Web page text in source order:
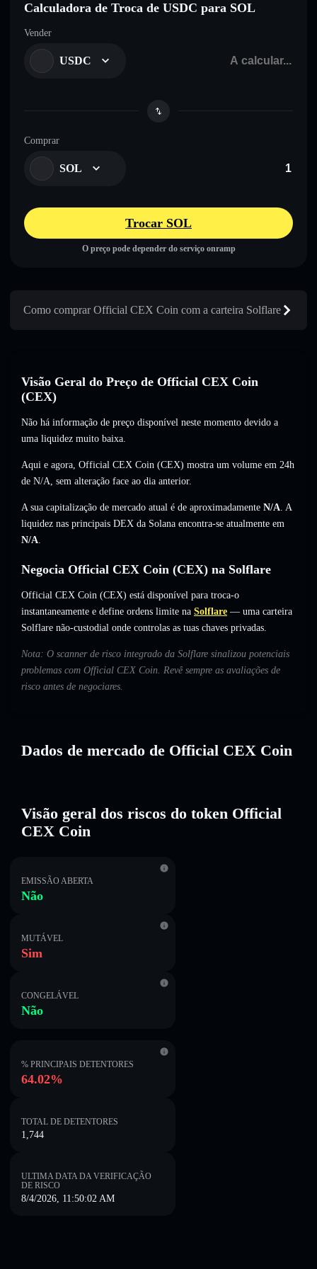
Calculadora de Troca de USDC para SOL
Vender
USDC
Comprar
SOL
Trocar SOL
O preço pode depender do serviço onramp
Como comprar Official CEX Coin com a carteira Solflare
Visão Geral do Preço de Official CEX Coin
(CEX)
Não há informação de preço disponível neste momento devido a
uma liquidez muito baixa.
Aqui e agora, Official CEX Coin (CEX) mostra um volume em 24h
de N/A, sem alteração face ao dia anterior.
A sua capitalização de mercado atual é de aproximadamente N/A. A
liquidez nas principais DEX da Solana encontra-se atualmente em
N/A.
Negocia Official CEX Coin (CEX) na Solflare
Official CEX Coin (CEX) está disponível para troca-o
instantaneamente e define ordens limite na Solflare — uma carteira
Solflare não-custodial onde controlas as tuas chaves privadas.
Nota: O scanner de risco integrado da Solflare sinalizou potenciais
problemas com Official CEX Coin. Revê sempre as avaliações de
risco antes de negociares.
Dados de mercado de Official CEX Coin
Visão geral dos riscos do token Official
CEX Coin
EMISSÃO ABERTA
Não
MUTÁVEL
Sim
CONGELÁVEL
Não
% PRINCIPAIS DETENTORES
64.02%
TOTAL DE DETENTORES
1,744
ULTIMA DATA DA VERIFICAÇÃO
DE RISCO
8/4/2026, 11:50:02 AM